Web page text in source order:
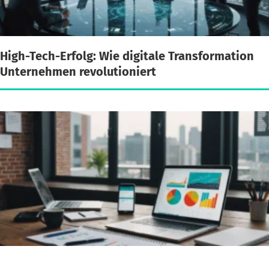
High-Tech-Erfolg: Wie digitale Transformation
Unternehmen revolutioniert